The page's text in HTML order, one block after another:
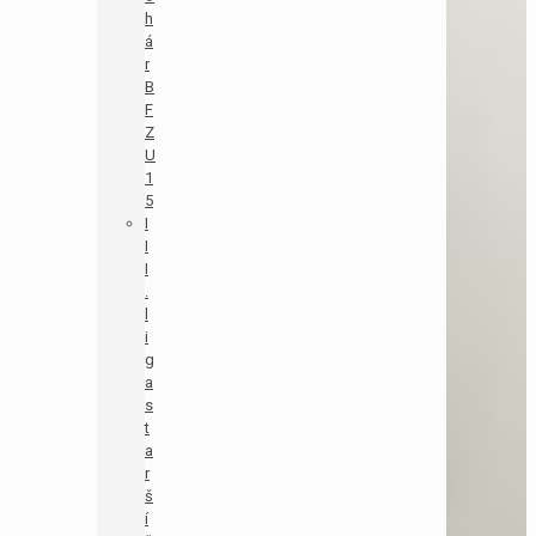
h
á
r
B
F
Z
U
1
5
I
I
I
.
i
g
a
s
t
a
r
š
í